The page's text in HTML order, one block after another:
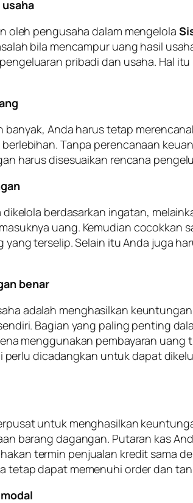
oleh pengusaha dalam mengelola
bila mencampur uang hasil
pribadi dan usaha. Hal
banyak, Anda harus tetap
Tanpa perencanaan
harus disesuaikan rencana
berdasarkan ingatan,
uang. Kemudian
yang terselip. Selain itu Anda juga
benar
adalah menghasilkan
Bagian yang paling penting
menggunakan pembayaran
perlu dicadangkan untuk dapat
untuk menghasilkan
barang dagangan. Putaran kas
termin penjualan kredit sama
tetap dapat memenuhi order dan